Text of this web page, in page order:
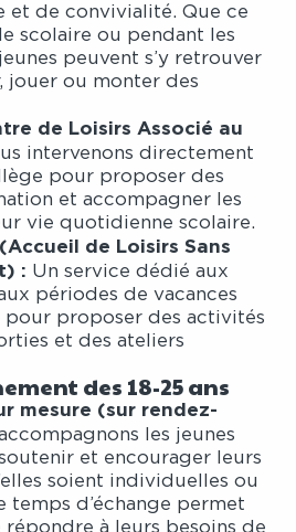
et de convivialité. Que ce
scolaire ou pendant les
peuvent s’y retrouver
jouer ou monter des
de Loisirs Associé au
intervenons directement
pour proposer des
et accompagner les
vie quotidienne scolaire.
(Accueil de Loisirs Sans
: Un service dédié aux
périodes de vacances
pour proposer des activités
et des ateliers
des 18-25 ans
mesure (sur rendez-
les jeunes
et encourager leurs
soient individuelles ou
temps d’échange permet
répondre à leurs besoins de